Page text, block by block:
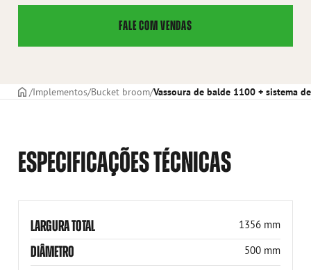
FALE COM VENDAS
CAPAImplementos Bucket broom Vassoura de balde 1100 + sistema
ESPECIFICAÇÕES TÉCNICAS
LARGURA TOTAL 1356 mm
DIÂMETRO 500 mm